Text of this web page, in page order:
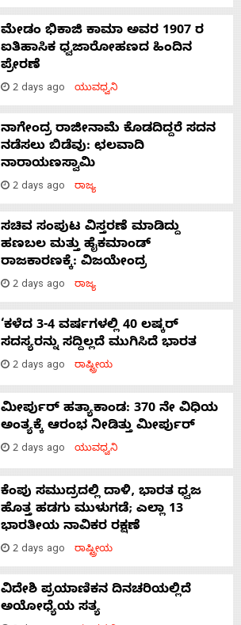
ಮೇಡಂ ಭಿಕಾಜಿ ಕಾಮಾ ಅವರ 1907 ರ
ಐತಿಹಾಸಿಕ ಧ್ವಜಾರೋಹಣದ ಹಿಂದಿನ
ಪ್ರೇರಣೆ
2 days ago ಯುವಧ್ವನಿ
ನಾಗೇಂದ್ರ ರಾಜೀನಾಮೆ ಕೊಡದಿದ್ದರೆ ಸದನ
ನಡೆಸಲು ಬಿಡೆವು: ಛಲವಾದಿ
ನಾರಾಯಣಸ್ವಾಮಿ
2 days ago ರಾಜ್ಯ
ಸಚಿವ ಸಂಪುಟ ವಿಸ್ತರಣೆ ಮಾಡಿದ್ದು
ಹಣಬಲ ಮತ್ತು ಹೈಕಮಾಂಡ್
ರಾಜಕಾರಣಕ್ಕೆ: ವಿಜಯೇಂದ್ರ
2 days ago ರಾಜ್ಯ
‘ಕಳೆದ 3-4 ವರ್ಷಗಳಲ್ಲಿ 40 ಲಷ್ಕರ್
ಸದಸ್ಯರನ್ನು ಸದ್ದಿಲ್ಲದೆ ಮುಗಿಸಿದೆ ಭಾರತ
2 days ago ರಾಷ್ಟ್ರೀಯ
ಮೀರ್ಪುರ್ ಹತ್ಯಾಕಾಂಡ: 370 ನೇ ವಿಧಿಯ
ಅಂತ್ಯಕ್ಕೆ ಆರಂಭ ನೀಡಿತ್ತು ಮೀರ್ಪುರ್
2 days ago ಯುವಧ್ವನಿ
ಕೆಂಪು ಸಮುದ್ರದಲ್ಲಿ ದಾಳಿ, ಭಾರತ ಧ್ವಜ
ಹೊತ್ತ ಹಡಗು ಮುಳುಗಡೆ; ಎಲ್ಲಾ 13
ಭಾರತೀಯ ನಾವಿಕರ ರಕ್ಷಣೆ
2 days ago ರಾಷ್ಟ್ರೀಯ
ವಿದೇಶಿ ಪ್ರಯಾಣಿಕನ ದಿನಚರಿಯಲ್ಲಿದೆ
ಅಯೋಧ್ಯೆಯ ಸತ್ಯ